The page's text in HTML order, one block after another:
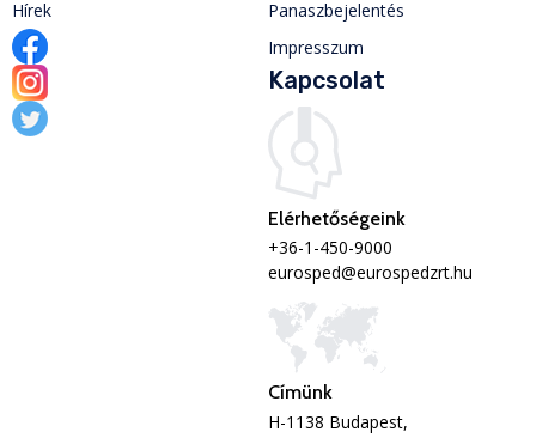
Hírek
Panaszbejelentés
Impresszum
Kapcsolat
Elérhetőségeink
+36-1-450-9000
eurosped@eurospedzrt.hu
Címünk
H-1138 Budapest,